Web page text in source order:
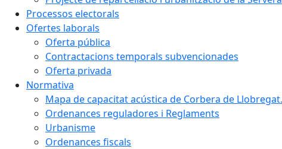
Processos electorals
Ofertes laborals
Oferta pública
Contractacions temporals subvencionades
Oferta privada
Normativa
Mapa de capacitat acústica de Corbera de Llobregat.
Ordenances reguladores i Reglaments
Urbanisme
Ordenances fiscals